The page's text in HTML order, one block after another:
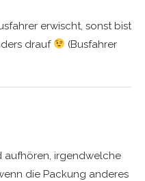
erwischt, sonst bist
drauf
(Busfahrer
aufhören, irgendwelche
die Packung anderes